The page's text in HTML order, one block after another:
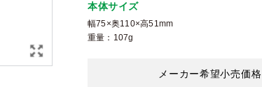
本体サイズ
幅75×奥110×高51mm
重量：107g
メーカー希望小売価格